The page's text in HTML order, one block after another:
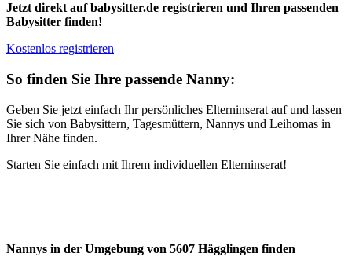
Jetzt direkt auf babysitter.de registrieren und Ihren passenden
Babysitter finden!
Kostenlos registrieren
So finden Sie Ihre passende Nanny:
Geben Sie jetzt einfach Ihr persönliches Elterninserat auf und lassen
Sie sich von Babysittern, Tagesmüttern, Nannys und Leihomas in
Ihrer Nähe finden.
Starten Sie einfach mit Ihrem individuellen Elterninserat!
Nannys in der Umgebung von 5607 Hägglingen finden